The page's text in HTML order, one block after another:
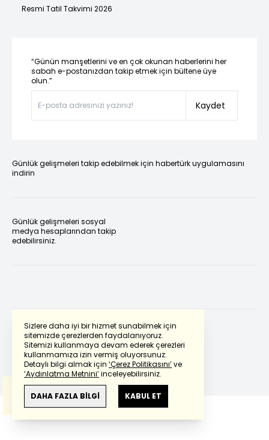
Sizlere daha iyi bir hizmet sunabilmek için
sitemizde çerezlerden faydalanıyoruz.
Sitemizi kullanmaya devam ederek çerezleri
kullanmamıza izin vermiş oluyorsunuz.
Detaylı bilgi almak için ‘Çerez Politikasını’ve
‘Aydınlatma Metnini’inceleyebilirsiniz.
DAHA FAZLA BİLGİ KABUL ET
Resmi Tatil Takvimi 2026
“Günün manşetlerini ve en çok okunan haberlerini her
sabah e-postanızdan takip etmek için bültene üye
olun.”
Kaydet
Günlük gelişmeleri takip edebilmek için habertürk uygulamasını
indirin
Günlük gelişmeleri sosyal
medya hesaplarından takip
edebilirsiniz.
Powered by Translate
Bu çevirideGoogle Transletekullanılmıştır.
Anlam ve çeviri hatalarından
haberturk.com
sorumlu değildir.